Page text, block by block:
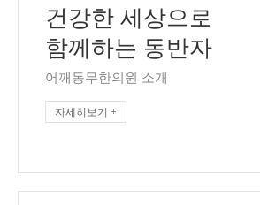
건강한 세상으로
함께하는 동반자
어깨동무한의원 소개
자세히보기 +